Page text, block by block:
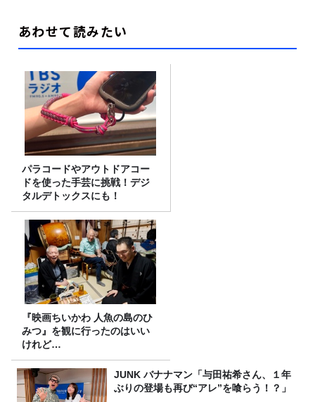
あわせて読みたい
パラコードやアウトドアコー
ドを使った手芸に挑戦！デジ
タルデトックスにも！
『映画ちいかわ 人魚の島のひ
みつ』を観に行ったのはいい
けれど…
JUNK バナナマン「与田祐希さん、１年
ぶりの登場も再び“アレ”を喰らう！？」